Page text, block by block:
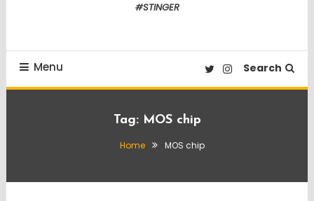
#STINGER
Menu Search
Tag: MOS chip
Home MOS chip